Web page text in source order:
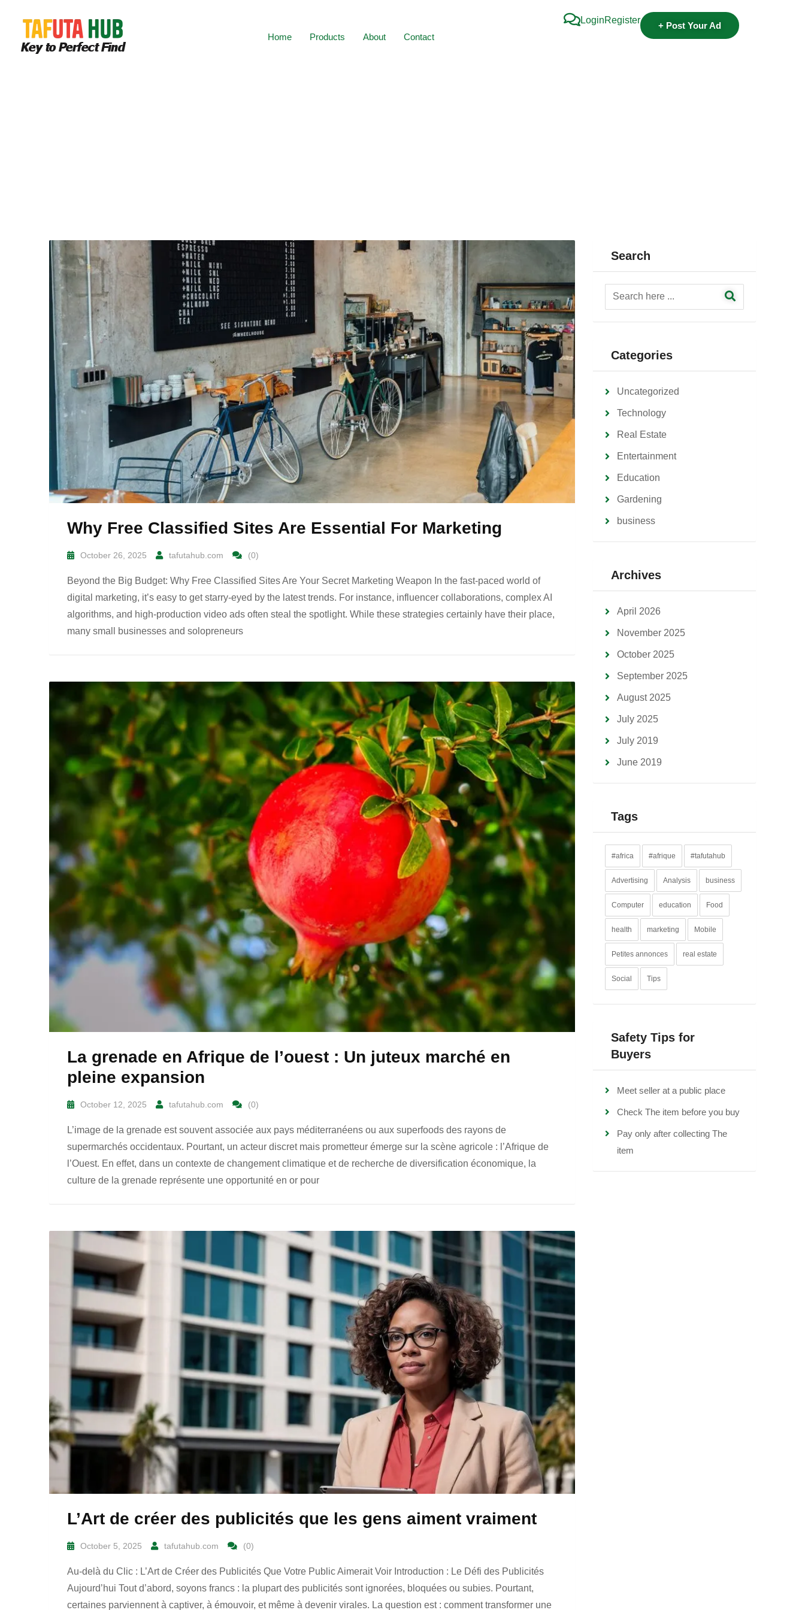
Home Products About Contact
LoginRegister
+ Post Your Ad
Why Free Classified Sites Are Essential For Marketing
October 26, 2025 tafutahub.com (0)
Beyond the Big Budget: Why Free Classified Sites Are Your Secret Marketing Weapon In the fast-paced world of
digital marketing, it’s easy to get starry-eyed by the latest trends. For instance, influencer collaborations, complex AI
algorithms, and high-production video ads often steal the spotlight. While these strategies certainly have their place,
many small businesses and solopreneurs
La grenade en Afrique de l’ouest : Un juteux marché en
pleine expansion
October 12, 2025 tafutahub.com (0)
L’image de la grenade est souvent associée aux pays méditerranéens ou aux superfoods des rayons de
supermarchés occidentaux. Pourtant, un acteur discret mais prometteur émerge sur la scène agricole : l’Afrique de
l’Ouest. En effet, dans un contexte de changement climatique et de recherche de diversification économique, la
culture de la grenade représente une opportunité en or pour
L’Art de créer des publicités que les gens aiment vraiment
October 5, 2025 tafutahub.com (0)
Au-delà du Clic : L’Art de Créer des Publicités Que Votre Public Aimerait Voir Introduction : Le Défi des Publicités
Aujourd’hui Tout d’abord, soyons francs : la plupart des publicités sont ignorées, bloquées ou subies. Pourtant,
certaines parviennent à captiver, à émouvoir, et même à devenir virales. La question est : comment transformer une
Search
Categories
Uncategorized
Technology
Real Estate
Entertainment
Education
Gardening
business
Archives
April 2026
November 2025
October 2025
September 2025
August 2025
July 2025
July 2019
June 2019
Tags
#africa #afrique #tafutahub
Advertising Analysis business
Computer education Food
health marketing Mobile
Petites annonces real estate
Social Tips
Safety Tips for
Buyers
Meet seller at a public place
Check The item before you buy
Pay only after collecting The
item